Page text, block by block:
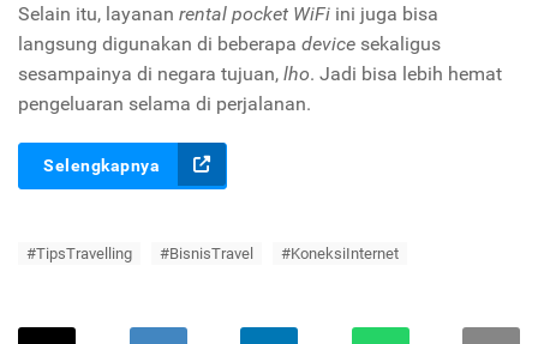
Selain itu, layanan rental pocket WiFi ini juga bisa
langsung digunakan di beberapa device sekaligus
sesampainya di negara tujuan, lho. Jadi bisa lebih hemat
pengeluaran selama di perjalanan.
Selengkapnya
#TipsTravelling #BisnisTravel #KoneksiInternet